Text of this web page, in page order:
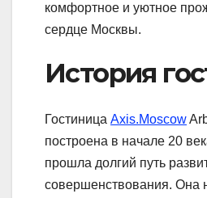
комфортное и уютное
сердце Москвы.
История
Гостиница Axis.Moscow
построена в начале 20
прошла долгий путь
совершенствования. Она